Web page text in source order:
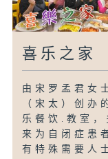
喜乐之家
由宋罗孟君女
（宋太）创办
乐餐饮.教室，
来为自闭症患
有特殊需要人